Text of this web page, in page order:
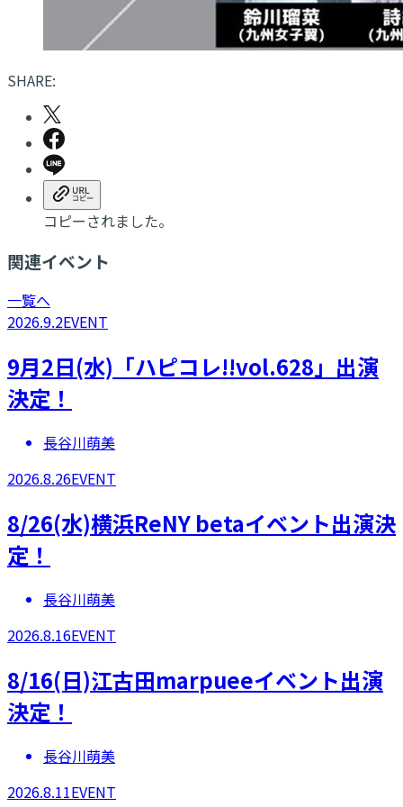
SHARE:
コピーされました。
関連イベント
一覧へ
2026.9.2EVENT
9月2日(水)「ハピコレ!!vol.628」出演
決定！
長谷川萌美
2026.8.26EVENT
8/26(水)横浜ReNY betaイベント出演決
定！
長谷川萌美
2026.8.16EVENT
8/16(日)江古田marpueeイベント出演
決定！
長谷川萌美
2026.8.11EVENT